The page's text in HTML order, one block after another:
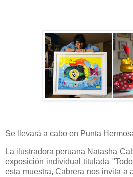
Se llevará a cabo en Punta
La ilustradora peruana Natasha
exposición individual titulada
esta muestra, Cabrera nos invita a